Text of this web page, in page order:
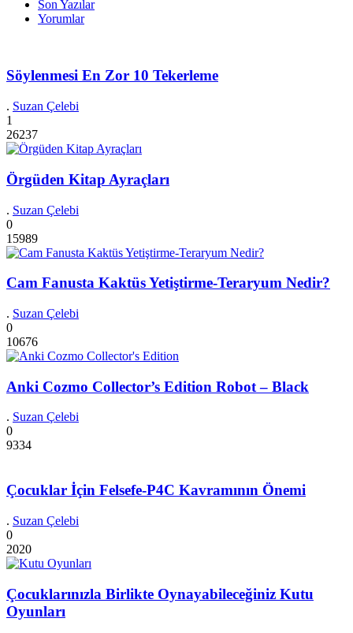
Son Yazılar
Yorumlar
Söylenmesi En Zor 10 Tekerleme
. Suzan Çelebi
1
26237
Örgüden Kitap Ayraçları
. Suzan Çelebi
0
15989
Cam Fanusta Kaktüs Yetiştirme-Teraryum Nedir?
. Suzan Çelebi
0
10676
Anki Cozmo Collector’s Edition Robot – Black
. Suzan Çelebi
0
9334
Çocuklar İçin Felsefe-P4C Kavramının Önemi
. Suzan Çelebi
0
2020
Çocuklarınızla Birlikte Oynayabileceğiniz Kutu
Oyunları